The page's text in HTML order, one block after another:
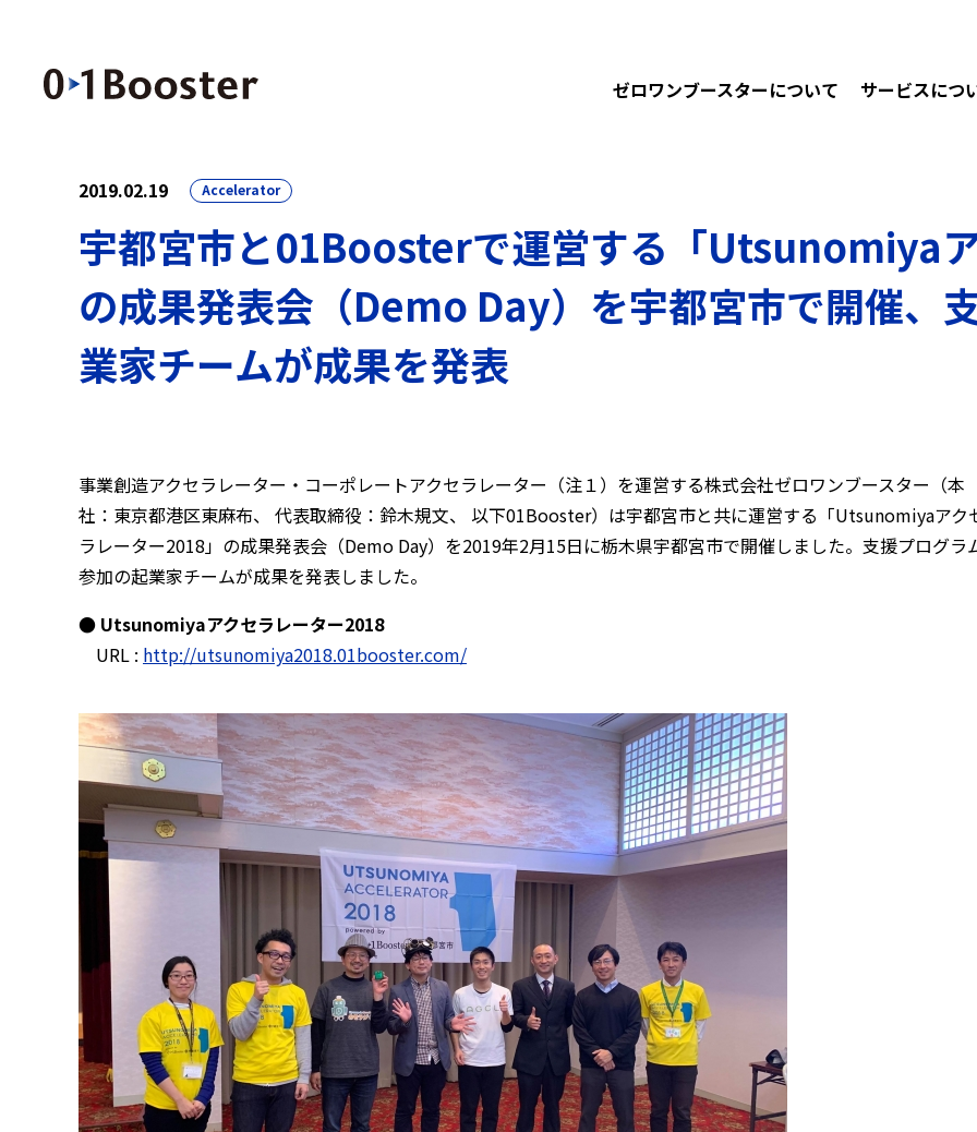
ゼロワンブースターについて サービスにつ
2019.02.19 Accelerator
宇都宮市と01Boosterで運営する「Utsunomiya
の成果発表会（Demo Day）を宇都宮市で開催、
業家チームが成果を発表
事業創造アクセラレーター・コーポレートアクセラレーター（注１）を運営する株式会社ゼロワンブースター（本
社：東京都港区東麻布、 代表取締役：鈴木規文、 以下01Booster）は宇都宮市と共に運営する「Utsunomiyaアク
ラレーター2018」の成果発表会（Demo Day）を2019年2月15日に栃木県宇都宮市で開催しました。支援プログラ
参加の起業家チームが成果を発表しました。
● Utsunomiyaアクセラレーター2018
URL : http://utsunomiya2018.01booster.com/